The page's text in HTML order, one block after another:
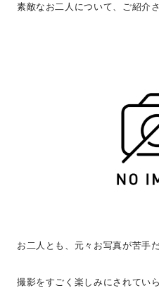
素敵なお二人について、ご紹介
お二人とも、元々お写真が苦手
撮影をすごく楽しみにされてい